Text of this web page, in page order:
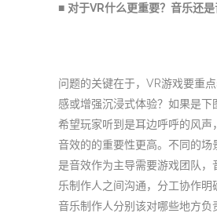
■ 对于VR什么更重要？音乐还
问题的关键在于，VR游戏要重
感或增强沉浸式体验？如果是下
希望玩家听到是耳边呼呼的风声
音效的的重要性更高。不同的场
是音效作为主导需要游戏团队，
乐制作人之间沟通，分工协作明
音乐制作人分别该对哪些地方负